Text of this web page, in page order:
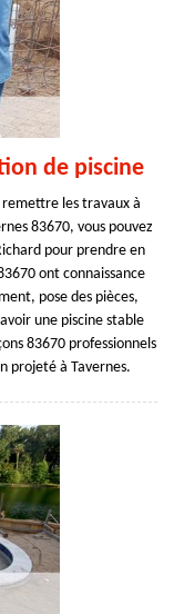
de piscine
les travaux à
83670, vous pouvez
pour prendre en
ont connaissance
pose des pièces,
une piscine stable
83670 professionnels
projeté à Tavernes.